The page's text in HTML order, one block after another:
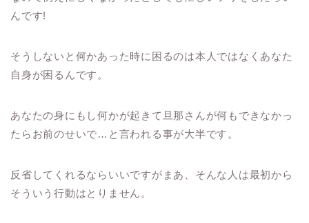
んです!
そうしないと何かあった時に困るのは本人ではなくあなた
自身が困るんです。
あなたの身にもし何かが起きて旦那さんが何もできなかっ
たらお前のせいで… と言われる事が大半です。
反省してくれるならいいですがまあ、そんな人は最初から
そういう行動はとりません。